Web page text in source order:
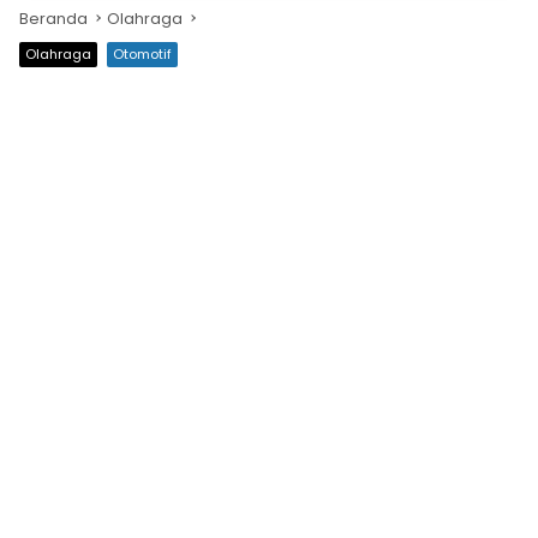
Beranda Olahraga
Olahraga Otomotif